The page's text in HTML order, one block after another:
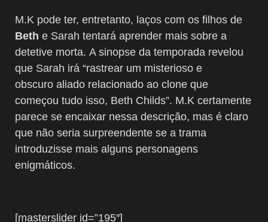
M.K pode ter, entretanto, laços com os filhos de
Beth e Sarah tentará aprender mais sobre a
detetive morta. A sinopse da temporada revelou
que Sarah irá “rastrear um misterioso e
obscuro aliado relacionado ao clone que
começou tudo isso, Beth Childs”. M.K certamente
parece se encaixar nessa descrição, mas é claro
que não seria surpreendente se a trama
introduzisse mais alguns personagens
enigmáticos.
[masterslider id=”195″]